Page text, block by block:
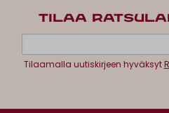
TILAA
Tilaamalla uutiskirjeen hyväksyt